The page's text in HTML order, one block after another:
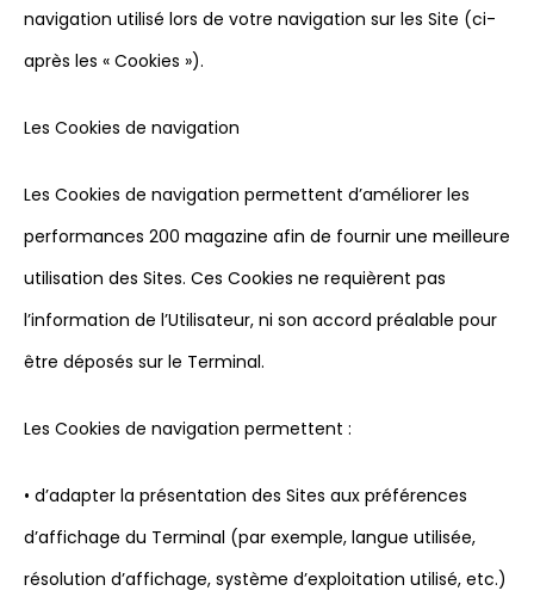
navigation utilisé lors de votre navigation sur les Site (ci-
après les « Cookies »).
Les Cookies de navigation
Les Cookies de navigation permettent d’améliorer les
performances 200 magazine afin de fournir une meilleure
utilisation des Sites. Ces Cookies ne requièrent pas
l’information de l’Utilisateur, ni son accord préalable pour
être déposés sur le Terminal.
Les Cookies de navigation permettent :
• d’adapter la présentation des Sites aux préférences
d’affichage du Terminal (par exemple, langue utilisée,
résolution d’affichage, système d’exploitation utilisé, etc.)